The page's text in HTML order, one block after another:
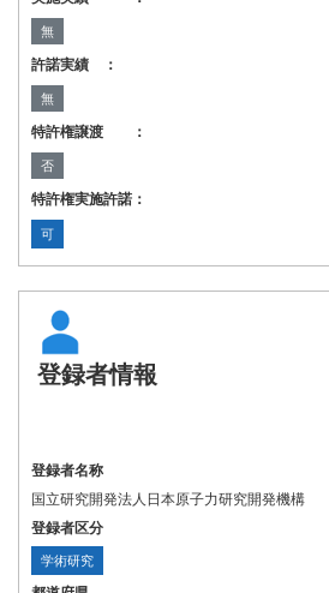
無
許諾実績 ：
無
特許権譲渡 ：
否
特許権実施許諾：
可
登録者情報
登録者名称
国立研究開発法人日本原子力研究開発機構
登録者区分
学術研究